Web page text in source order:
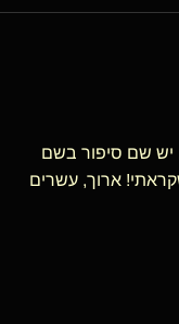
יש שם סיפור בשם
ארוך, עשרים